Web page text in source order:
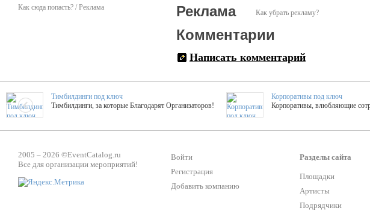
Как сюда попасть? / Реклама
Как убрать рекламу?
Реклама
Комментарии
Написать комментарий
Тимбилдинги под ключ
Тимбилдинги, за которые Благодарят Организаторов!
Корпоративы под ключ
Корпоративы, влюбляющие
ТОПовые мастер-классы на мероприятие! Гибкие цены!
ShowTex - Декор и Ди
Мастер-классы
ТОП 25 активностей! Смета за 15
2005 – 2026 ©EventCatalog.ru
Все для организации мероприятий!
Войти
Регистрация
Добавить компанию
Разделы сайта
Площадки
Артисты
Подрядчики